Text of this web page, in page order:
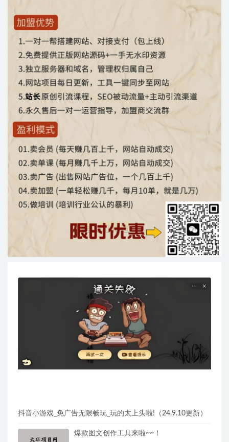
抖音小游戏_免广告无限畅玩_玩的太上头啦!（24.9.10更新）
爆款图文创作工具来啦~~！